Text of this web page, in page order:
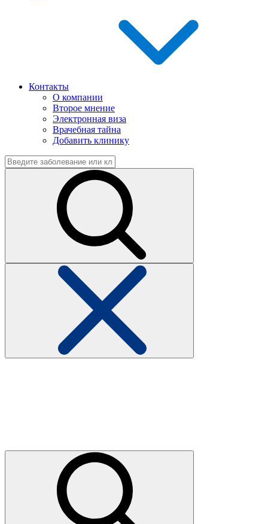
Контакты
О компании
Второе мнение
Электронная виза
Врачебная тайна
Добавить клинику